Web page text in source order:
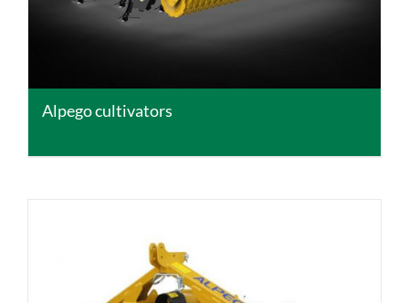
Alpego cultivators